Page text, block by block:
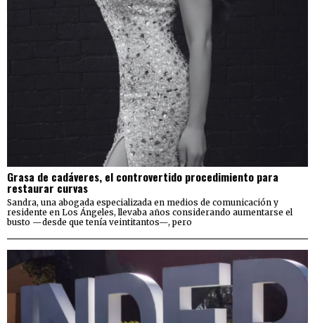
Grasa de cadáveres, el controvertido procedimiento para
restaurar curvas
Sandra, una abogada especializada en medios de comunicación y
residente en Los Ángeles, llevaba años considerando aumentarse el
busto —desde que tenía veintitantos—, pero